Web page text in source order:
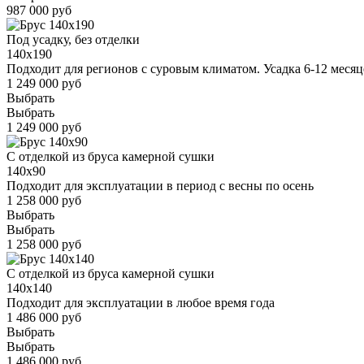
987 000 руб
Под усадку, без отделки
140x190
Подходит для регионов с суровым климатом. Усадка 6-12
1 249 000 руб
Выбрать
Выбрать
1 249 000 руб
С отделкой из бруса камерной сушки
140x90
Подходит для эксплуатации в период с весны по осень
1 258 000 руб
Выбрать
Выбрать
1 258 000 руб
С отделкой из бруса камерной сушки
140x140
Подходит для эксплуатации в любое время года
1 486 000 руб
Выбрать
Выбрать
1 486 000 руб